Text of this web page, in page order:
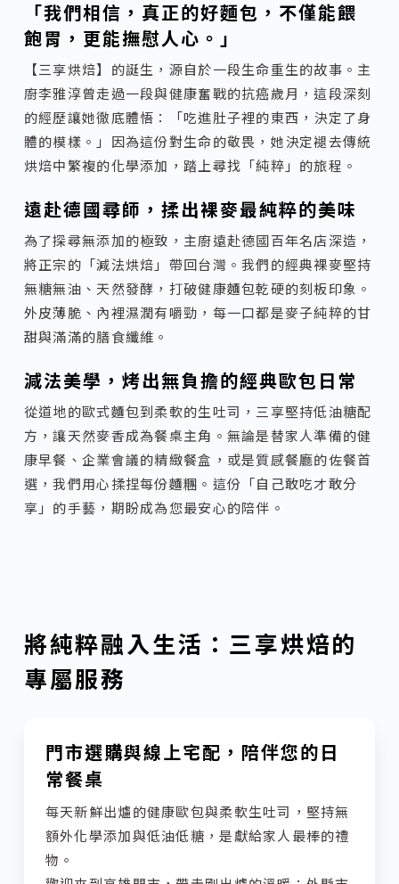
「我們相信，真正的好麵包，不僅能餵
飽胃，更能撫慰人心。」
【三享烘焙】的誕生，源自於一段生命重生的故事。主
廚李雅淳曾走過一段與健康奮戰的抗癌歲月，這段深刻
的經歷讓她徹底體悟：「吃進肚子裡的東西，決定了身
體的模樣。」因為這份對生命的敬畏，她決定褪去傳統
烘焙中繁複的化學添加，踏上尋找「純粹」的旅程。
遠赴德國尋師，揉出裸麥最純粹的美味
為了探尋無添加的極致，主廚遠赴德國百年名店深造，
將正宗的「減法烘焙」帶回台灣。我們的經典裸麥堅持
無糖無油、天然發酵，打破健康麵包乾硬的刻板印象。
外皮薄脆、內裡濕潤有嚼勁，每一口都是麥子純粹的甘
甜與滿滿的膳食纖維。
減法美學，烤出無負擔的經典歐包日常
從道地的歐式麵包到柔軟的生吐司，三享堅持低油糖配
方，讓天然麥香成為餐桌主角。無論是替家人準備的健
康早餐、企業會議的精緻餐盒，或是質感餐廳的佐餐首
選，我們用心揉捏每份麵糰。這份「自己敢吃才敢分
享」的手藝，期盼成為您最安心的陪伴。
將純粹融入生活：三享烘焙的
專屬服務
門市選購與線上宅配，陪伴您的日
常餐桌
每天新鮮出爐的健康歐包與柔軟生吐司，堅持無
額外化學添加與低油低糖，是獻給家人最棒的禮
物。